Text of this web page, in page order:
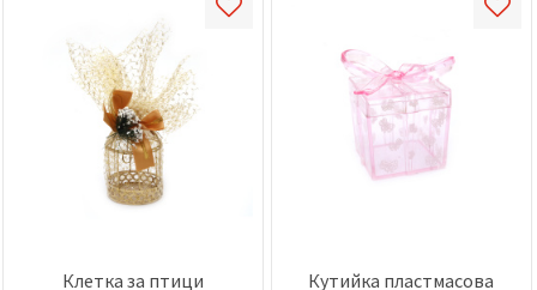
Клетка за птици
Кутийка пластмасова